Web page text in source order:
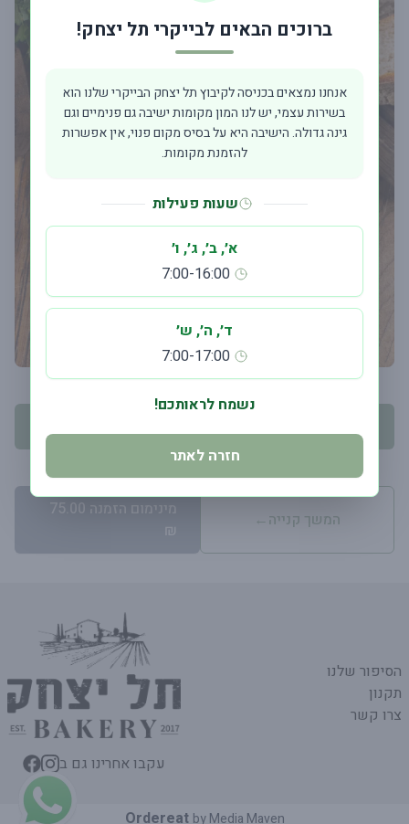
המשך קנייה ←
מינימום הזמנה 75.00
₪
הסיפור שלנו
תקנון
צרו קשר
עקבו אחרינו גם ב
Ordereat byMedia Maven
ברוכים הבאים לבייקרי תל יצחק!
אנחנו נמצאים בכניסה לקיבוץ תל יצחק הבייקרי שלנו הוא
בשירות עצמי, יש לנו המון מקומות ישיבה גם פנימיים וגם
גינה גדולה. הישיבה היא על בסיס מקום פנוי, אין אפשרות
להזמנת מקומות.
שעות פעילות
א׳, ב׳, ג׳, ו׳
7:00-16:00
ד׳, ה׳, ש׳
7:00-17:00
נשמח לראותכם!
חזרה לאתר